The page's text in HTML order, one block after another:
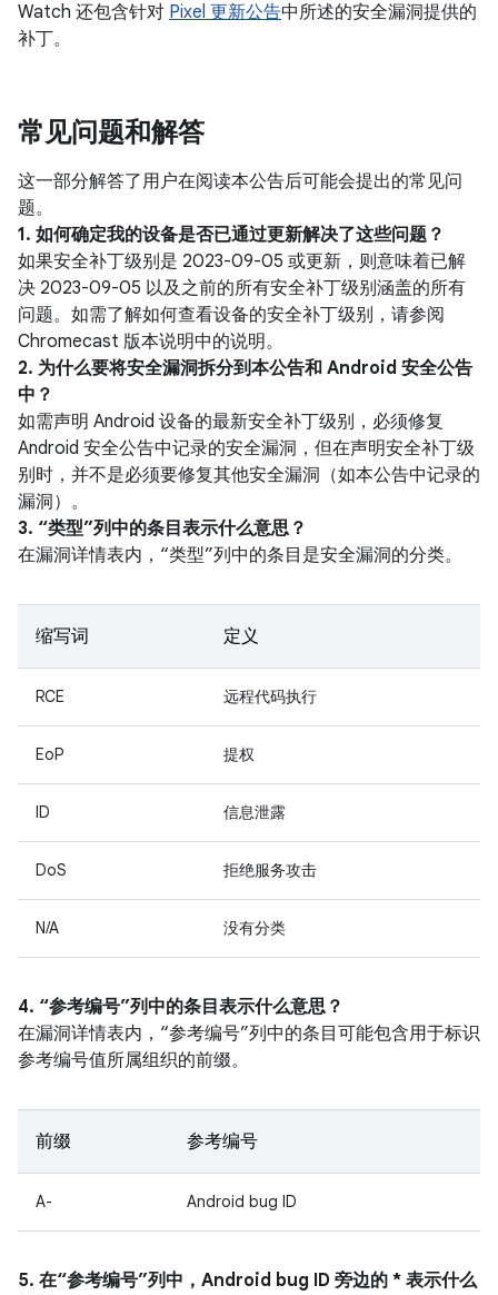
Watch 还包含针对 Pixel 更新公告中所述的安全漏洞提供的
补丁。
常见问题和解答
这一部分解答了用户在阅读本公告后可能会提出的常见问
题。
1. 如何确定我的设备是否已通过更新解决了这些问题？
如果安全补丁级别是 2023-09-05 或更新，则意味着已解
决 2023-09-05 以及之前的所有安全补丁级别涵盖的所有
问题。如需了解如何查看设备的安全补丁级别，请参阅
Chromecast 版本说明中的说明。
2. 为什么要将安全漏洞拆分到本公告和 Android 安全公告
中？
如需声明 Android 设备的最新安全补丁级别，必须修复
Android 安全公告中记录的安全漏洞，但在声明安全补丁级
别时，并不是必须要修复其他安全漏洞（如本公告中记录的
漏洞）。
3. “类型”列中的条目表示什么意思？
在漏洞详情表内，“类型”列中的条目是安全漏洞的分类。
缩写词 定义
RCE 远程代码执行
EoP 提权
ID 信息泄露
DoS 拒绝服务攻击
N/A 没有分类
4. “参考编号”列中的条目表示什么意思？
在漏洞详情表内，“参考编号”列中的条目可能包含用于标识
参考编号值所属组织的前缀。
前缀 参考编号
A- Android bug ID
5. 在“参考编号”列中，Android bug ID 旁边的 * 表示什么